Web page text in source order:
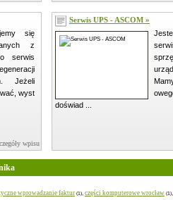
się
z
serwis
Jeżeli
wyst
wpisu »
Serwis UPS - ASCOM »
doświad ...
wprowadzanie faktur (1), części komputerowe wrocław (1),